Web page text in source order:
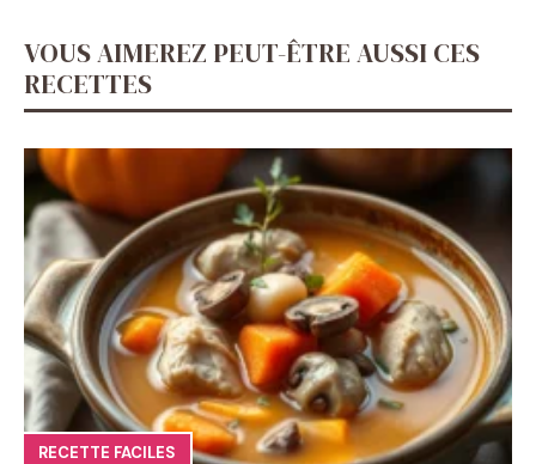
VOUS AIMEREZ PEUT-ÊTRE AUSSI CES
RECETTES
RECETTE FACILES